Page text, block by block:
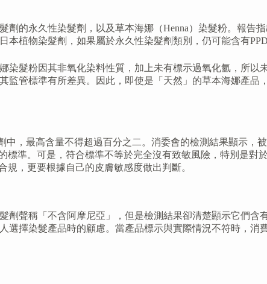
的永久性染髮劑，以及草本海娜（Henna）染髮粉。報告
植物染髮劑，如果屬於永久性染髮劑類別，仍可能含有PPD
髮粉因其非氧化染料性質，加上未有標示過氧化氫，所以
管標準有所差異。因此，即使是「天然」的草本海娜產品
，最高含量不得超過百分之二。消委會的檢測結果顯示，
準。可是，符合標準不等於完全沒有致敏風險，特別是對
，更要根據自己的皮膚敏感度做出判斷。
聲稱「不含阿摩尼亞」，但是檢測結果卻清楚顯示它們含
擇染髮產品時的顧慮。當產品標示與實際情況不符時，消